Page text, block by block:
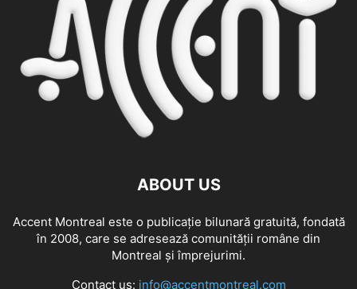
ABOUT US
Accent Montreal este o publicație bilunară gratuită, fondată
în 2008, care se adresează comunităţii române din
Montreal şi împrejurimi.
Contact us: info@accentmontreal.com